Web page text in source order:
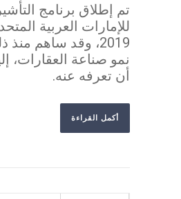
تم إطلاق برنامج
للإمارات العربية
2019، وقد ساهم
نمو صناعة العقارات،
أن تعرفه عنه.
أكمل القراءة